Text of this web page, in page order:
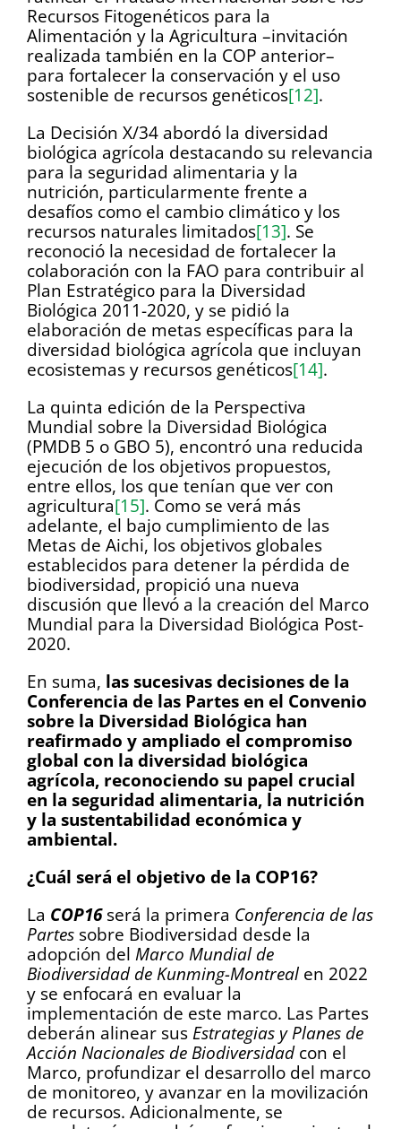
Recursos Fitogenéticos para la
Alimentación y la Agricultura –invitación
realizada también en la COP anterior–
para fortalecer la conservación y el uso
sostenible de recursos genéticos[12].
La Decisión X/34 abordó la diversidad
biológica agrícola destacando su relevancia
para la seguridad alimentaria y la
nutrición, particularmente frente a
desafíos como el cambio climático y los
recursos naturales limitados[13]. Se
reconoció la necesidad de fortalecer la
colaboración con la FAO para contribuir al
Plan Estratégico para la Diversidad
Biológica 2011-2020, y se pidió la
elaboración de metas específicas para la
diversidad biológica agrícola que incluyan
ecosistemas y recursos genéticos[14].
La quinta edición de la Perspectiva
Mundial sobre la Diversidad Biológica
(PMDB 5 o GBO 5), encontró una reducida
ejecución de los objetivos propuestos,
entre ellos, los que tenían que ver con
agricultura[15]. Como se verá más
adelante, el bajo cumplimiento de las
Metas de Aichi, los objetivos globales
establecidos para detener la pérdida de
biodiversidad, propició una nueva
discusión que llevó a la creación del Marco
Mundial para la Diversidad Biológica Post-
2020.
En suma, las sucesivas decisiones de la
Conferencia de las Partes en el Convenio
sobre la Diversidad Biológica han
reafirmado y ampliado el compromiso
global con la diversidad biológica
agrícola, reconociendo su papel crucial
en la seguridad alimentaria, la nutrición
y la sustentabilidad económica y
ambiental.
¿Cuál será el objetivo de la COP16?
La COP16será la primera Conferencia de las
Partes sobre Biodiversidad desde la
adopción del Marco Mundial de
Biodiversidad de Kunming-Montreal en 2022
y se enfocará en evaluar la
implementación de este marco. Las Partes
deberán alinear sus Estrategias y Planes de
Acción Nacionales de Biodiversidad con el
Marco, profundizar el desarrollo del marco
de monitoreo, y avanzar en la movilización
de recursos. Adicionalmente, se